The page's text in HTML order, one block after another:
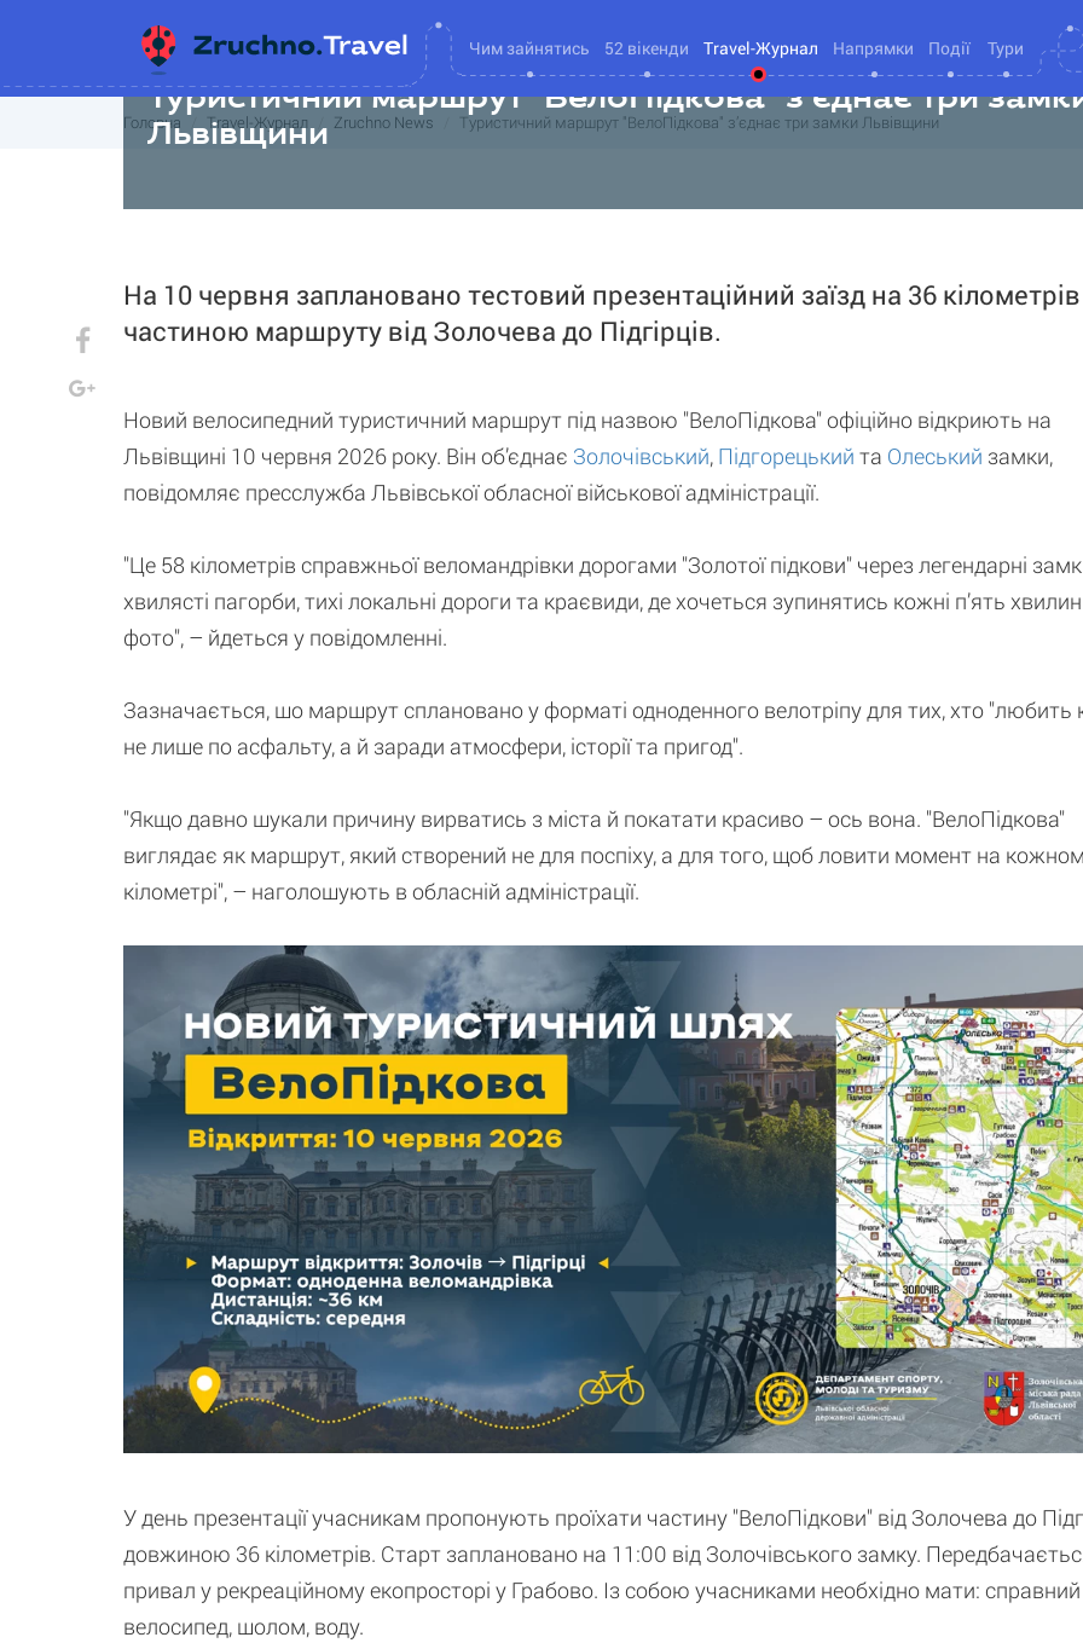
Чим зайнятись 52 вікенди Travel-Журнал Напрямки Події Тури
Головна Travel-Журнал Zruchno News Туристичний маршрут "ВелоПідкова" з’єднає три замки Львівщини
02 червня 9:00
Туристичний маршрут "ВелоПідкова" з’єднає три
Львівщини
На 10 червня заплановано тестовий презентаційний заїзд на 36 кілометрів
частиною маршруту від Золочева до Підгірців.
Новий велосипедний туристичний маршрут під назвою "ВелоПідкова" офіційно відкриють на
Львівщині 10 червня 2026 року. Він об’єднає Золочівський, Підгорецький та Олеський замки,
повідомляє пресслужба Львівської обласної військової адміністрації.
"Це 58 кілометрів справжньої веломандрівки дорогами "Золотої підкови" через легендарні
хвилясті пагорби, тихі локальні дороги та краєвиди, де хочеться зупинятись кожні п’ять
фото", – йдеться у повідомленні.
Зазначається, шо маршрут сплановано у форматі одноденного велотріпу для тих, хто "любить
не лише по асфальту, а й заради атмосфери, історії та пригод".
"Якщо давно шукали причину вирватись з міста й покатати красиво – ось вона. "ВелоПідкова"
виглядає як маршрут, який створений не для поспіху, а для того, щоб ловити момент на
кілометрі", – наголошують в обласній адміністрації.
У день презентації учасникам пропонують проїхати частину "ВелоПідкови" від Золочева до
довжиною 36 кілометрів. Старт заплановано на 11:00 від Золочівського замку.
привал у рекреаційному екопросторі у Грабово. Із собою учасниками необхідно мати: справний
велосипед, шолом, воду.